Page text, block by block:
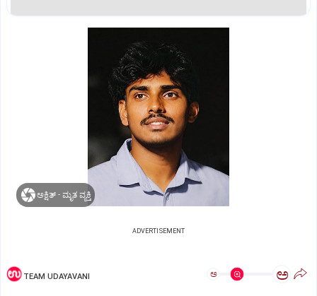
ಅಕ್ಷಿತ್‌ - ಮೃತ ವ್ಯಕ್ತಿ
ADVERTISEMENT
TEAM UDAYAVANI ಅ ಅ